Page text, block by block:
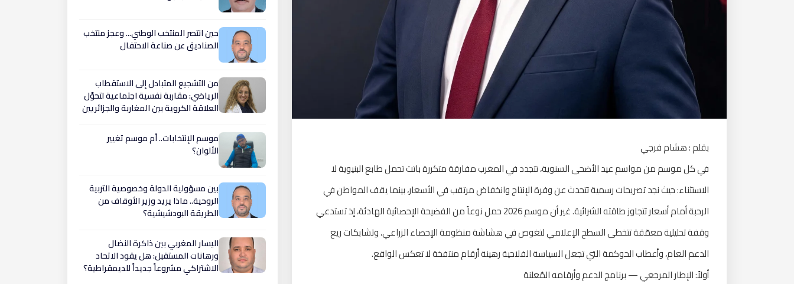
بقلم : هشام فرجي
في كل موسم من مواسم عيد الأضحى السنوية، تتجدد في المغرب مفارقة متكررة باتت تحمل طابع البنيوية لا
الاستثناء: حيث نجد تصريحات رسمية تتحدث عن وفرة الإنتاج وانخفاض مرتقب في الأسعار، بينما يقف المواطن في
الرحبة أمام أسعار تتجاوز طاقته الشرائية. غير أن موسم 2026 حمل نوعاً من الفضيحة الإحصائية الهادئة، إذ تستدعي
وقفة تحليلية معمّقة تتخطى السطح الإعلامي لتغوص في هشاشة منظومة الإحصاء الزراعي، وتشابكات ريع
الدعم العام، وأعطاب الحوكمة التي تجعل السياسة الفلاحية رهينة أرقام منتفخة لا تعكس الواقع.
أولاً: الإطار المرجعي — برنامج الدعم وأرقامه المُعلنة
حين انتصر المنتخب الوطني... وعجز منتخب
الصناديق عن صناعة الاحتفال
من التشجيع المتبادل إلى الاستقطاب
الرياضي: مقاربة نفسية اجتماعية لتحوّل
العلاقة الكروية بين المغاربة والجزائريين
موسم الإنتخابات.. أم موسم تغيير
الألوان؟
بين مسؤولية الدولة وخصوصية التربية
الروحية.. ماذا يريد وزير الأوقاف من
الطريقة البودشيشية؟
اليسار المغربي بين ذاكرة النضال
ورهانات المستقبل: هل يقود الاتحاد
الاشتراكي مشروعاً جديداً للديمقراطية؟